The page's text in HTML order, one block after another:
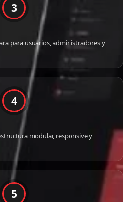
3
para usuarios, administradores y
4
modular, responsive y
5